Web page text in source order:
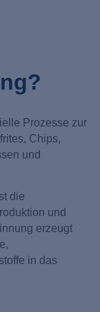
Prozesse zur
Chips,
und
die
und
erzeugt
in das